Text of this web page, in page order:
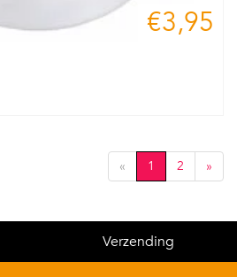
€3,95
« 1 2 »
Verzending